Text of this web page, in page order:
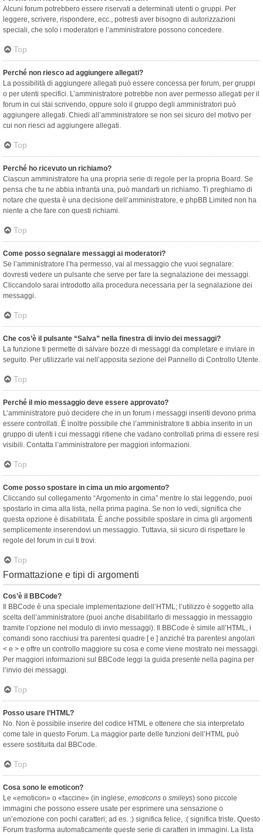
Alcuni forum potrebbero essere riservati a determinati utenti o gruppi. Per
leggere, scrivere, rispondere, ecc., potresti aver bisogno di autorizzazioni
speciali, che solo i moderatori e l’amministratore possono concedere.
Top
Perché non riesco ad aggiungere allegati?
La possibilità di aggiungere allegati può essere concessa per forum, per gruppi
o per utenti specifici. L’amministratore potrebbe non aver permesso allegati per il
forum in cui stai scrivendo, oppure solo il gruppo degli amministratori può
aggiungere allegati. Chiedi all’amministratore se non sei sicuro del motivo per
cui non riesci ad aggiungere allegati.
Top
Perché ho ricevuto un richiamo?
Ciascun amministratore ha una propria serie di regole per la propria Board. Se
pensa che tu ne abbia infranta una, può mandarti un richiamo. Ti preghiamo di
notare che questa è una decisione dell’amministratore, e phpBB Limited non ha
niente a che fare con questi richiami.
Top
Come posso segnalare messaggi ai moderatori?
Se l’amministratore l’ha permesso, vai al messaggio che vuoi segnalare:
dovresti vedere un pulsante che serve per fare la segnalazione dei messaggi.
Cliccandolo sarai introdotto alla procedura necessaria per la segnalazione dei
messaggi.
Top
Che cos’è il pulsante “Salva” nella finestra di invio dei messaggi?
La funzione ti permette di salvare bozze di messaggi da completare e inviare in
seguito. Per utilizzarle vai nell’apposita sezione del Pannello di Controllo Utente.
Top
Perché il mio messaggio deve essere approvato?
L’amministratore può decidere che in un forum i messaggi inseriti devono prima
essere controllati. È inoltre possibile che l’amministratore ti abbia inserito in un
gruppo di utenti i cui messaggi ritiene che vadano controllati prima di essere resi
visibili. Contatta l’amministratore per maggiori informazioni.
Top
Come posso spostare in cima un mio argomento?
Cliccando sul collegamento “Argomento in cima” mentre lo stai leggendo, puoi
spostarlo in cima alla lista, nella prima pagina. Se non lo vedi, significa che
questa opzione è disabilitata. È anche possibile spostare in cima gli argomenti
semplicemente inserendovi un messaggio. Tuttavia, sii sicuro di rispettare le
regole del forum in cui ti trovi.
Top
Formattazione e tipi di argomenti
Cos’è il BBCode?
Il BBCode è una speciale implementazione dell’HTML; l’utilizzo è soggetto alla
scelta dell’amministratore (puoi anche disabilitarlo di messaggio in messaggio
tramite l’opzione nel modulo di invio messaggi). Il BBCode è simile all’HTML, i
comandi sono racchiusi tra parentesi quadre [ e ] anziché tra parentesi angolari
< e > e offre un controllo maggiore su cosa e come viene mostrato nei messaggi.
Per maggiori informazioni sul BBCode leggi la guida presente nella pagina per
l’invio dei messaggi.
Top
Posso usare l’HTML?
No. Non è possibile inserire del codice HTML e ottenere che sia interpretato
come tale in questo Forum. La maggior parte delle funzioni dell’HTML può
essere sostituita dal BBCode.
Top
Cosa sono le emoticon?
Le «emoticon» o «faccine» (in inglese, emoticons o smileys) sono piccole
immagini che possono essere usate per esprimere una sensazione o
un’emozione con pochi caratteri; ad es. :) significa felice, :( significa triste. Questo
Forum trasforma automaticamente queste serie di caratteri in immagini. La lista